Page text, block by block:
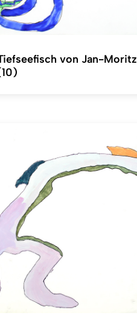
von Jan-Moritz